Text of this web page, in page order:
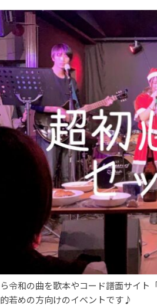
令和の曲を歌本やコード譜面サイ
若めの方向けのイベントです♪